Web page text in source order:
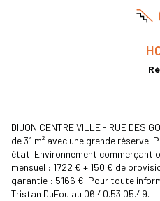
DIJON CENTRE VILLE - RUE DES
de 31 m² avec une grende
état. Environnement commerçant
mensuel : 1722 € + 150 € de
garantie : 5166 €. Pour toute
Tristan DuFou au 06.40.53.05.49.